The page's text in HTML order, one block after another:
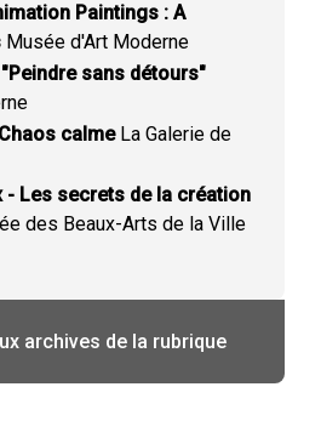
Paintings : A
Musée d'Art Moderne
sans détours"
calmeLa Galerie de
- Les secrets de la création
des Beaux-Arts de la Ville
archives de la rubrique